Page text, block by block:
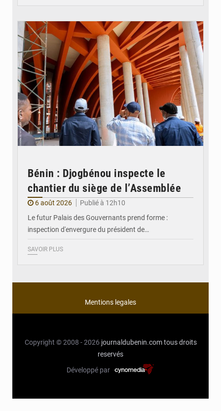
Bénin : Djogbénou inspecte le
chantier du siège de l’Assemblée
6 août 2026
Publié à 12h10
Le futur Palais des Gouvernants prend forme :
inspection d'envergure du président de…
SAVOIR PLUS
Mentions legales
Copyright © 2008 - 2026 journaldubenin.com tous droits
reservés
Développé par